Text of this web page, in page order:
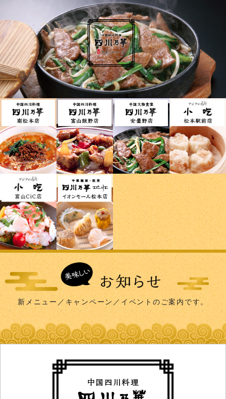
新メニュー／キャンペーン／イベントのご案内です。